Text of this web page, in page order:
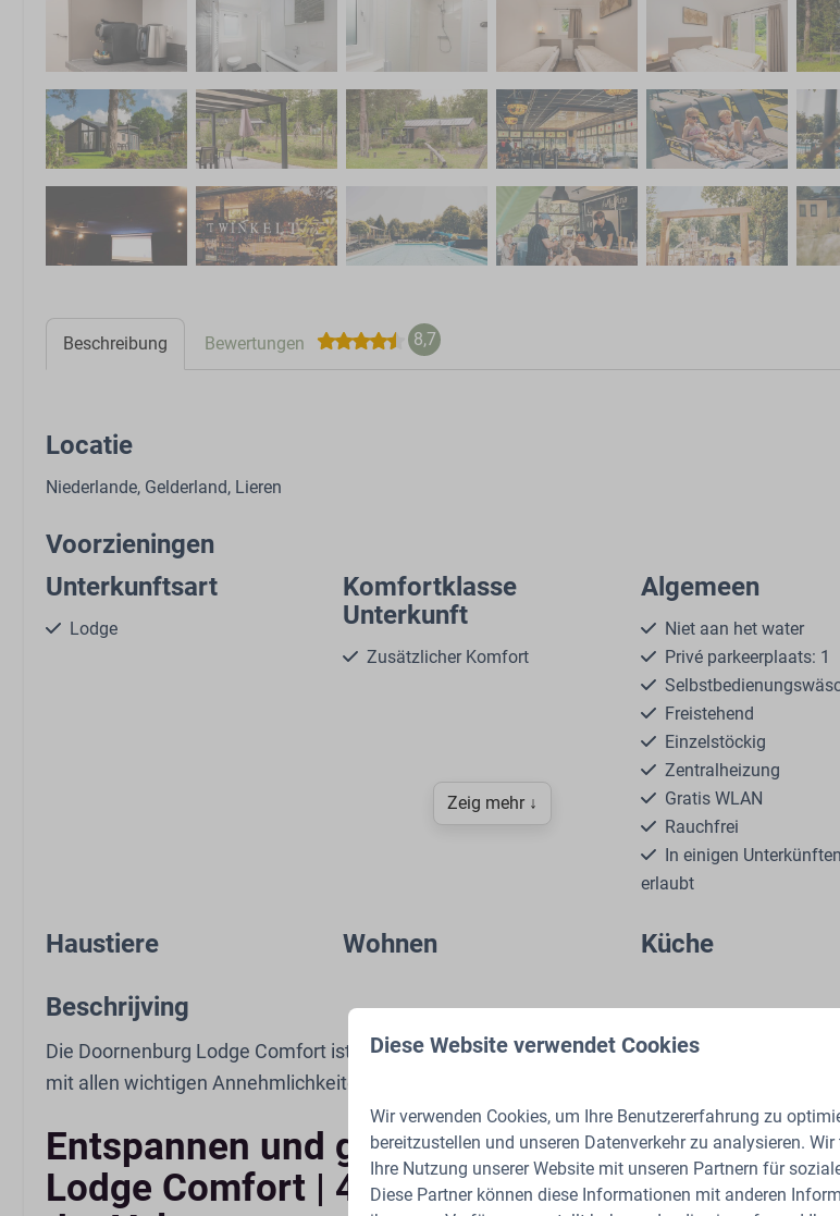
Beschreibung Bewertungen 8,7
Locatie
Niederlande, Gelderland, Lieren
Voorzieningen
Unterkunftsart
Lodge
Komfortklasse
Unterkunft
Zusätzlicher Komfort
Algemeen
Niet aan het water
Privé parkeerplaats: 1
Freistehend
Einzelstöckig
Zentralheizung
Gratis WLAN
Rauchfrei
In einigen
erlaubt
Haustiere Wohnen
Smart-TV
Sitzbereich
Küche
Kessel: Elektrischer
Geschirrspüler
Küchengeräte
Zeig mehr ↓
Beschrijving
Die Doornenburg Lodge Comfort ist ein gemütliches Ferienhaus für vier Personen, modern
mit allen wichtigen Annehmlichkeiten und einer eigenen Terrasse in der Veluwe.
Entspannen und geniessen in der
Lodge Comfort | 4 personen, dein
Diese Website verwendet Cookies
Wir verwenden Cookies, um Ihre Benutzererfahrung zu
bereitzustellen und unseren Datenverkehr zu analysieren.
Ihre Nutzung unserer Website mit unseren Partnern für
Diese Partner können diese Informationen mit anderen